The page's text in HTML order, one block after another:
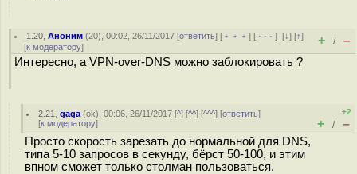
1.20 ,Аноним (20), 00:02, 26/11/2017 [ответить] [ ﹢﹢﹢] [ · · ·][↓] [↑]
[к модератору] + / –
Интересно, а VPN-over-DNS можно заблокировать ?
2.21 ,gaga (ok), 00:06, 26/11/2017 [^] [^^] [^^^] [ответить]
[к модератору]
+2
+ / –
Просто скорость зарезать до нормальной для DNS,
типа 5-10 запросов в секунду, бёрст 50-100, и этим
впном сможет только столман пользоваться.